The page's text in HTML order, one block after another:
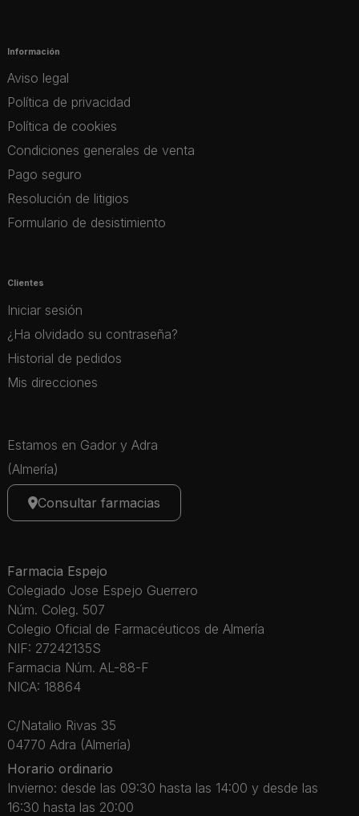
Información
Aviso legal
Política de privacidad
Política de cookies
Condiciones generales de venta
Pago seguro
Resolución de litigios
Formulario de desistimiento
Clientes
Iniciar sesión
¿Ha olvidado su contraseña?
Historial de pedidos
Mis direcciones
Estamos en Gador y Adra
(Almería)
Consultar farmacias
Farmacia Espejo
Colegiado Jose Espejo Guerrero
Núm. Coleg. 507
Colegio Oficial de Farmacéuticos de Almería
NIF: 27242135S
Farmacia Núm. AL-88-F
NICA: 18864
C/Natalio Rivas 35
04770 Adra (Almería)
Horario ordinario
Invierno: desde las 09:30 hasta las 14:00 y desde las
16:30 hasta las 20:00